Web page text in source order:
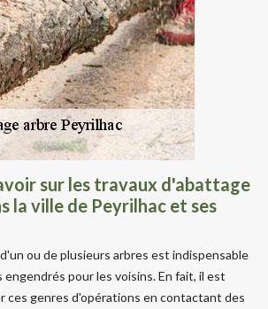
sur les travaux d'abattage
la ville de Peyrilhac et ses
ou de plusieurs arbres est indispensable
pour les voisins. En fait, il est
ces genres d'opérations en contactant des